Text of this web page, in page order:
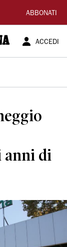
ABBONATI
ACCEDI
anni di